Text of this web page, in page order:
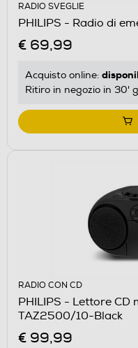
RADIO SVEGLIE
PHILIPS - Radio di
€ 69,99
Acquisto online:
Ritiro in negozio in 30'
RADIO CON CD
PHILIPS - Lettore
TAZ2500/10-Black
€ 99,99